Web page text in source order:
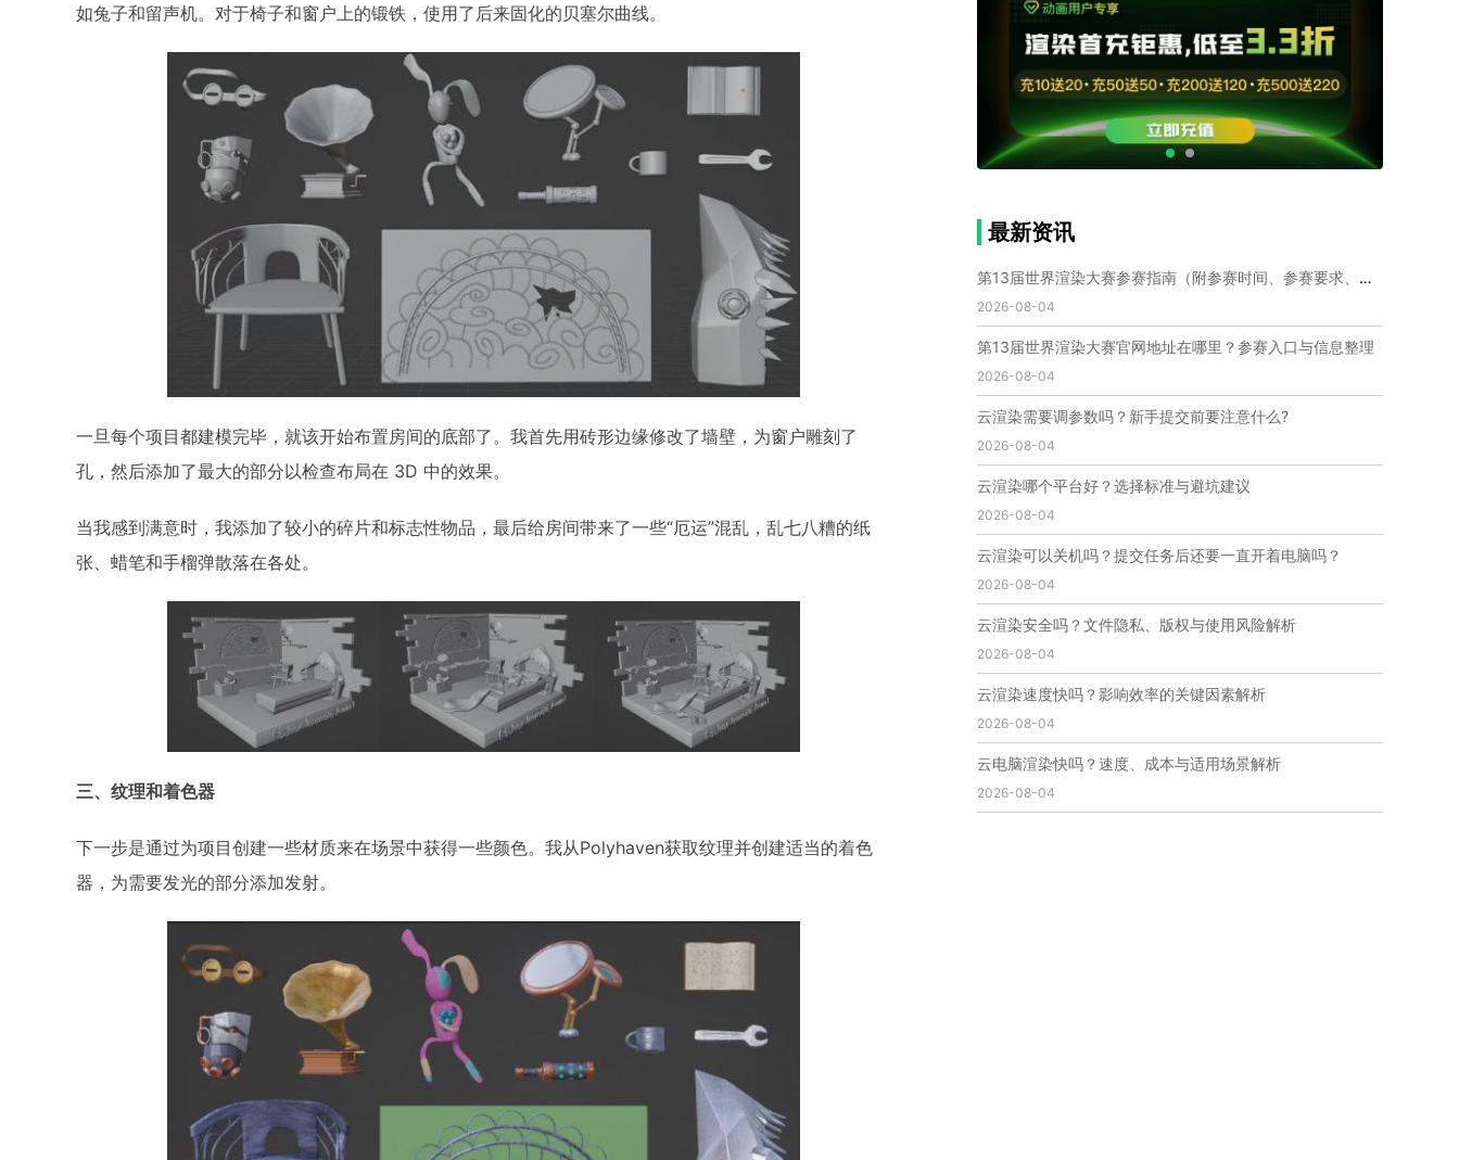
如兔子和留声机。对于椅子和窗户上的锻铁，使用了后来固化的贝塞尔曲线。
一旦每个项目都建模完毕，就该开始布置房间的底部了。我首先用砖形边缘修改了墙壁，为窗户雕刻了
孔，然后添加了最大的部分以检查布局在 3D 中的效果。
当我感到满意时，我添加了较小的碎片和标志性物品，最后给房间带来了一些“厄运”混乱，乱七八糟的纸
张、蜡笔和手榴弹散落在各处。
三、纹理和着色器
下一步是通过为项目创建一些材质来在场景中获得一些颜色。我从Polyhaven获取纹理并创建适当的着色
器，为需要发光的部分添加发射。
Corona降噪器
奥斯卡
人物建模渲染
在线建模渲染
北京渲染农场
成都动画渲染
免费渲染农场
网络渲染农场
个人渲染农场
小型渲染农场
自建渲染农场
视频渲染农场
渲染农场软件
cpu渲染农场
渲染农场费用
渲染农场下载
模型软件
建模渲染软件
三维建模渲染
3d建模渲染
云渲染农场
C4D渲染农场
渲染农场收费
云渲染农场价格
瑞云渲染农场价格
动画渲染农场
第十一届世界渲染大赛
世界渲染大赛时间
世界渲染大赛官网
国际渲染大赛
国际渲染大赛排名
世界渲染大赛软件
瑞云官网
瑞云科技 端云
瑞云渲染官网
网络渲染软件
云渲染服务
云渲染怎么收费
云渲染怎么用
云渲染技术
云渲染原理 云渲染插件
云渲染软件
云渲染引擎
云渲染主机
云渲染软件厂家
免费云渲染
云渲染网站
云渲染收费 云渲染厂家
云渲染厂商
瑞云渲染大赛
3d渲染大赛
CG动画渲染大赛
瑞云渲染大赛报名页
瑞云渲染大赛奖项
瑞云渲染大赛历届大赛回顾
云渲染电脑
云渲染配置 云主机渲染
视频云渲染
实时渲染云
最新资讯
第13届世界渲染大赛参赛指南（附参赛时间、参赛要求、赛事奖励等）
2026-08-04
第13届世界渲染大赛官网地址在哪里？参赛入口与信息整理
2026-08-04
云渲染需要调参数吗？新手提交前要注意什么?
2026-08-04
云渲染哪个平台好？选择标准与避坑建议
2026-08-04
云渲染可以关机吗？提交任务后还要一直开着电脑吗？
2026-08-04
云渲染安全吗？文件隐私、版权与使用风险解析
2026-08-04
云渲染速度快吗？影响效率的关键因素解析
2026-08-04
云电脑渲染快吗？速度、成本与适用场景解析
2026-08-04